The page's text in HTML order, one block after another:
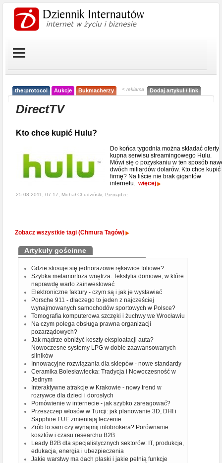
the:protocol Aukcje Bukmacherzy < reklama Dodaj artykuł / link
DirectTV
Kto chce kupić Hulu?
Do końca tygodnia można składać oferty
kupna serwisu streamingowego Hulu.
Mówi się o pozyskaniu w ten sposób
dwóch miliardów dolarów. Kto chce kupić
firmę? Na liście nie brak gigantów
internetu. więcej
25-08-2011, 07:17, Michał Chudziński, Pieniądze
Zobacz wszystkie tagi (Chmura Tagów)
Artykuły gościnne
Gdzie stosuje się jednorazowe rękawice foliowe?
Szybka metamorfoza wnętrza. Tekstylia domowe, w które
naprawdę warto zainwestować
Elektroniczne faktury - czym są i jak je wystawiać
Porsche 911 - dlaczego to jeden z najcześciej
wynajmowanych samochodów sportowych w Polsce?
Tomografia komputerowa szczęki i żuchwy we Wrocławiu
Na czym polega obsługa prawna organizacji
pozarządowych?
Jak mądrze obniżyć koszty eksploatacji auta?
Nowoczesne systemy LPG w dobie zaawansowanych
silników
Innowacyjne rozwiązania dla sklepów - nowe standardy
Ceramika Bolesławiecka: Tradycja i Nowoczesność w
Jednym
Interaktywne atrakcje w Krakowie - nowy trend w
rozrywce dla dzieci i dorosłych
Pomówienie w internecie - jak szybko zareagować?
Przeszczep włosów w Turcji: jak planowanie 3D, DHI i
Sapphire FUE zmieniają leczenie
Zrób to sam czy wynajmij infobrokera? Porównanie
kosztów i czasu researchu B2B
Leady B2B dla specjalistycznych sektorów: IT, produkcja,
edukacja, energia i ubezpieczenia
Jakie warstwy ma dach płaski i jakie pełnią funkcje